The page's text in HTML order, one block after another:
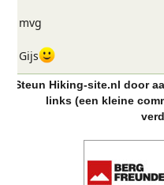
mvg
Gijs
Steun Hiking-site.nl door
links (een kleine